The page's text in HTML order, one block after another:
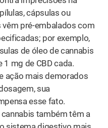
como haxixe, pó de
de Rick Simpson
que desejam uma
e forte. O
relato de um
a resina de cannabis
tratamento eficaz para
de uma maneira
todos os pacientes
como aumento
da memória e aumento